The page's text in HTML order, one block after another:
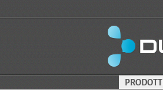
PRODOTTI